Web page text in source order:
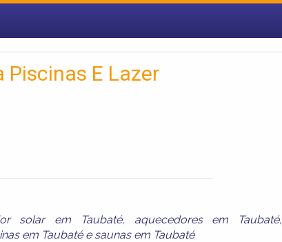
E Lazer
solar em Taubaté, aquecedores em Taubaté,
em Taubatée saunas em Taubaté